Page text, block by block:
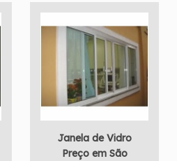
Janela de Vidro
Preço em São